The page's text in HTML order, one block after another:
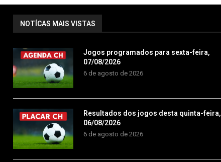
NOTÍCAS MAIS VISTAS
Jogos programados para sexta-feira,
07/08/2026
6 de agosto de 2026
Resultados dos jogos desta quinta-feira,
06/08/2026
6 de agosto de 2026